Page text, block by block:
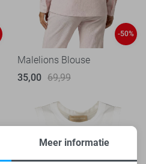
-50%
Malelions Blouse
35,00 69,99
Meer informatie